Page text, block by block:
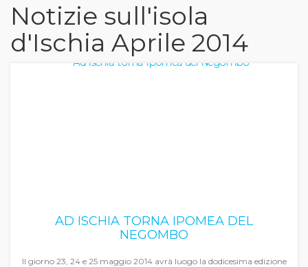
Notizie sull'isola
d'Ischia Aprile 2014
AD ISCHIA TORNA IPOMEA DEL
NEGOMBO
Il giorno 23, 24 e 25 maggio 2014 avrà luogo la dodicesima edizione